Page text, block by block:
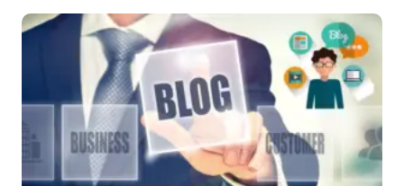
ई
न
शि
क्ष
ण
व्य
व